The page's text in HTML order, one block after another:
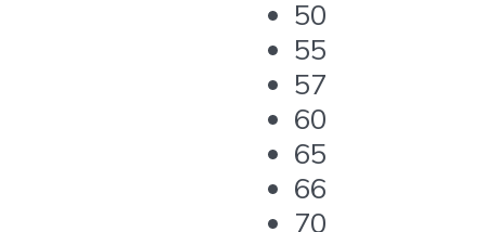
50
55
57
60
65
66
70